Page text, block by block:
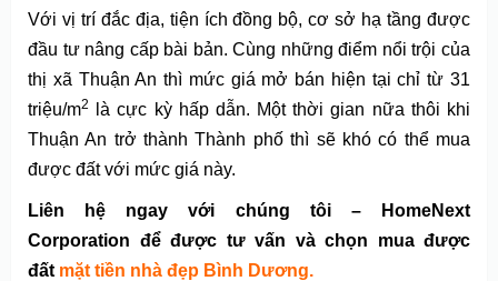
Với vị trí đắc địa, tiện ích đồng bộ, cơ sở hạ tầng được
đầu tư nâng cấp bài bản. Cùng những điểm nổi trội của
thị xã Thuận An thì mức giá mở bán hiện tại chỉ từ 31
triệu/m2
là cực kỳ hấp dẫn. Một thời gian nữa thôi khi
Thuận An trở thành Thành phố thì sẽ khó có thể mua
được đất với mức giá này.
Liên hệ ngay với chúng tôi – HomeNext
Corporation để được tư vấn và chọn mua được
đất mặt tiền nhà đẹp Bình Dương.